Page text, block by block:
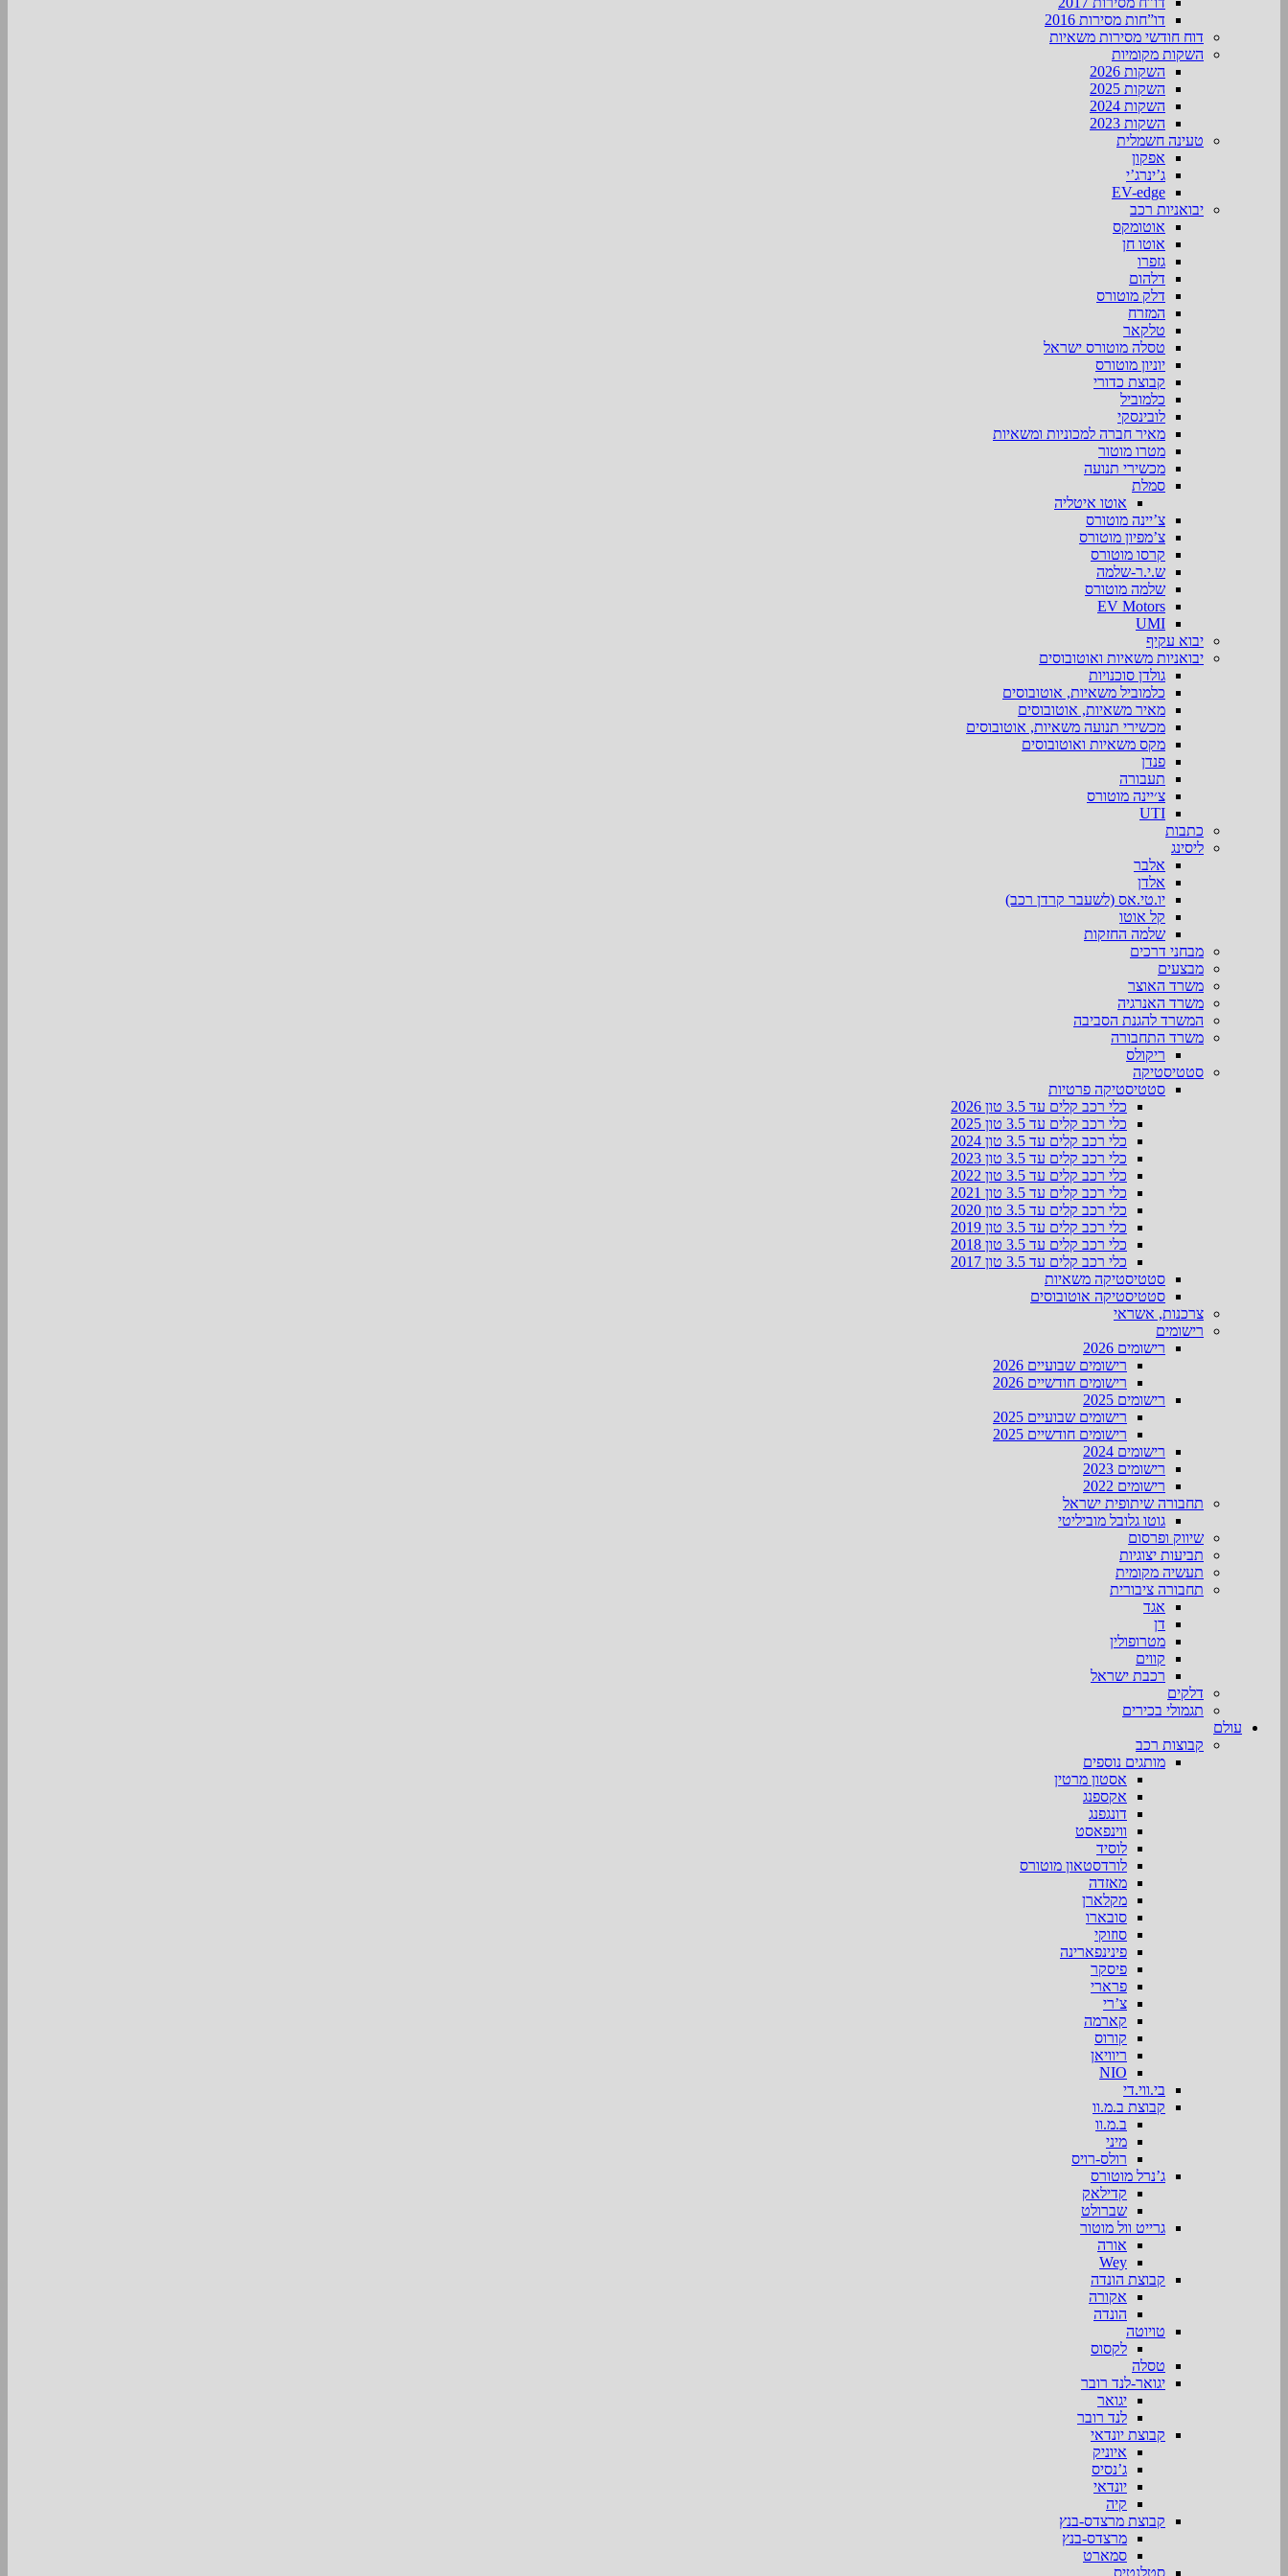
דו”חות מסירות 2016
דוח חודשי מסירות משאיות
השקות מקומיות
השקות 2026
השקות 2025
השקות 2024
השקות 2023
טעינה חשמלית
אפקון
ג’ינרג’י
EV-edge
יבואניות רכב
אוטומקס
אוטו חן
גזפרו
דלהום
דלק מוטורס
המזרח
טלקאר
טסלה מוטורס ישראל
יוניון מוטורס
קבוצת כדורי
כלמוביל
לובינסקי
מאיר חברה למכוניות ומשאיות
מטרו מוטור
מכשירי תנועה
סמלת
אוטו איטליה
צ’יינה מוטורס
צ’מפיון מוטורס
קרסו מוטורס
ש.י.ר-שלמה
שלמה מוטורס
EV Motors
UMI
יבוא עקיף
יבואניות משאיות ואוטובוסים
גולדן סוכנויות
כלמוביל משאיות, אוטובוסים
מאיר משאיות, אוטובוסים
מכשירי תנועה משאיות, אוטובוסים
מקס משאיות ואוטובוסים
פנדן
תעבורה
צ׳יינה מוטורס
UTI
כתבות
ליסינג
אלבר
אלדן
יו.טי.אס (לשעבר קרדן רכב)
קל אוטו
שלמה החזקות
מבחני דרכים
מבצעים
משרד האוצר
משרד האנרגיה
המשרד להגנת הסביבה
משרד התחבורה
ריקולס
סטטיסטיקה
סטטיסטיקה פרטיות
כלי רכב קלים עד 3.5 טון 2026
כלי רכב קלים עד 3.5 טון 2025
כלי רכב קלים עד 3.5 טון 2024
כלי רכב קלים עד 3.5 טון 2023
כלי רכב קלים עד 3.5 טון 2022
כלי רכב קלים עד 3.5 טון 2021
כלי רכב קלים עד 3.5 טון 2020
כלי רכב קלים עד 3.5 טון 2019
כלי רכב קלים עד 3.5 טון 2018
כלי רכב קלים עד 3.5 טון 2017
סטטיסטיקה משאיות
סטטיסטיקה אוטובוסים
צרכנות, אשראי
רישומים
רישומים 2026
רישומים שבועיים 2026
רישומים חודשיים 2026
רישומים 2025
רישומים שבועיים 2025
רישומים חודשיים 2025
רישומים 2024
רישומים 2023
רישומים 2022
תחבורה שיתופית ישראל
גוטו גלובל מוביליטי
שיווק ופרסום
תביעות יצוגיות
תעשיה מקומית
תחבורה ציבורית
אגד
דן
מטרופולין
קווים
רכבת ישראל
דלקים
תגמולי בכירים
עולם
קבוצות רכב
מותגים נוספים
אסטון מרטין
אקספנג
דונגפנג
ווינפאסט
לוסיד
לורדסטאון מוטורס
מאזדה
מקלארן
סובארו
סוזוקי
פינינפארינה
פיסקר
פרארי
צ’רי
קארמה
קורוס
ריוויאן
NIO
בי.ווי.די
קבוצת ב.מ.וו
ב.מ.וו
מיני
רולס-רויס
ג’נרל מוטורס
קדילאק
שברולט
גרייט וול מוטור
אורה
Wey
קבוצת הונדה
אקורה
הונדה
טויוטה
לקסוס
טסלה
יגואר-לנד רובר
יגואר
לנד רובר
קבוצת יונדאי
איוניק
ג’נסיס
יונדאי
קיה
קבוצת מרצדס-בנץ
מרצדס-בנץ
סמארט
סטלנטיס